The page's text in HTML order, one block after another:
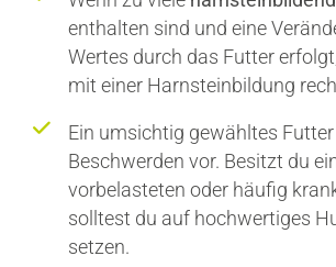
enthalten sind und eine
Wertes durch das Futter
mit einer Harnsteinbildung
Ein umsichtig gewähltes
Beschwerden vor. Besitzt du
vorbelasteten oder häufig
solltest du auf hochwertiges
setzen.